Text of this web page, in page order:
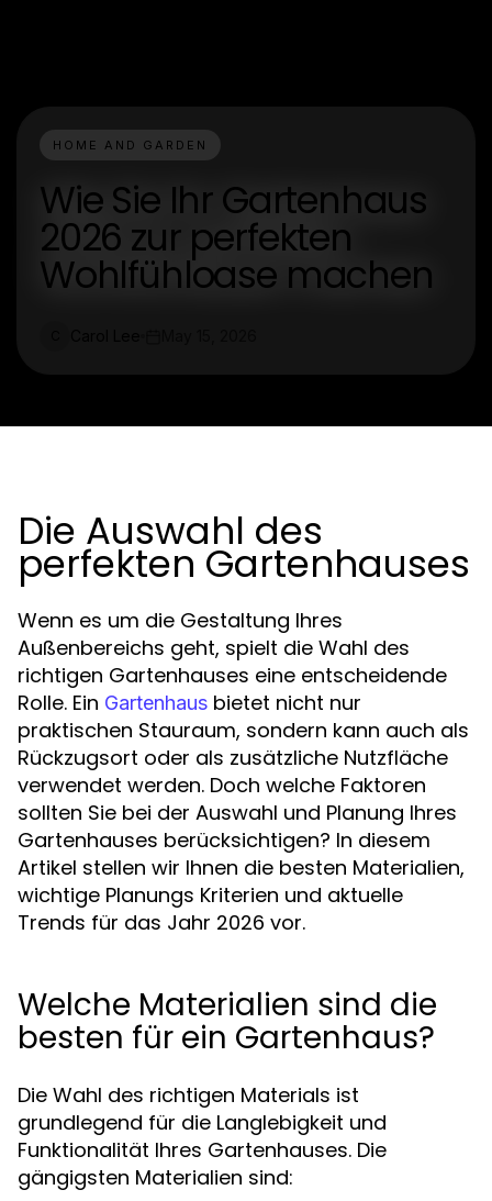
HOME AND GARDEN
Wie Sie Ihr Gartenhaus
2026 zur perfekten
Wohlfühloase machen
Die Auswahl des
perfekten Gartenhauses
Wenn es um die Gestaltung Ihres
Außenbereichs geht, spielt die Wahl des
richtigen Gartenhauses eine entscheidende
Rolle. Ein Gartenhaus bietet nicht nur
praktischen Stauraum, sondern kann auch als
Rückzugsort oder als zusätzliche Nutzfläche
verwendet werden. Doch welche Faktoren
sollten Sie bei der Auswahl und Planung Ihres
Gartenhauses berücksichtigen? In diesem
Artikel stellen wir Ihnen die besten Materialien,
wichtige Planungs Kriterien und aktuelle
Trends für das Jahr 2026 vor.
Welche Materialien sind die
besten für ein Gartenhaus?
Die Wahl des richtigen Materials ist
grundlegend für die Langlebigkeit und
Funktionalität Ihres Gartenhauses. Die
gängigsten Materialien sind: